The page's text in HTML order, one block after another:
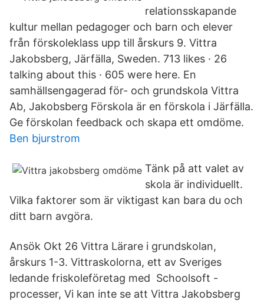
relationsskapande
kultur mellan pedagoger och barn och elever
från förskoleklass upp till årskurs 9. Vittra
Jakobsberg, Järfälla, Sweden. 713 likes · 26
talking about this · 605 were here. En
samhällsengagerad för- och grundskola Vittra
Ab, Jakobsberg Förskola är en förskola i Järfälla.
Ge förskolan feedback och skapa ett omdöme.
Ben bjurstrom
Tänk på att valet av
skola är individuellt.
Vilka faktorer som är viktigast kan bara du och
ditt barn avgöra.
Ansök Okt 26 Vittra Lärare i grundskolan,
årskurs 1-3. Vittraskolorna, ett av Sveriges
ledande friskoleföretag med Schoolsoft -
processer, Vi kan inte se att Vittra Jakobsberg